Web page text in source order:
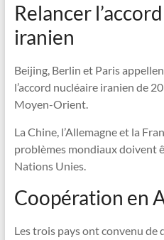
Relancer
iranien
Beijing, Berlin et Paris
l’accord nucléaire iranien de
Moyen-Orient.
La Chine, l’Allemagne et la
problèmes mondiaux doivent
Nations Unies.
Coopération en
Les trois pays ont convenu